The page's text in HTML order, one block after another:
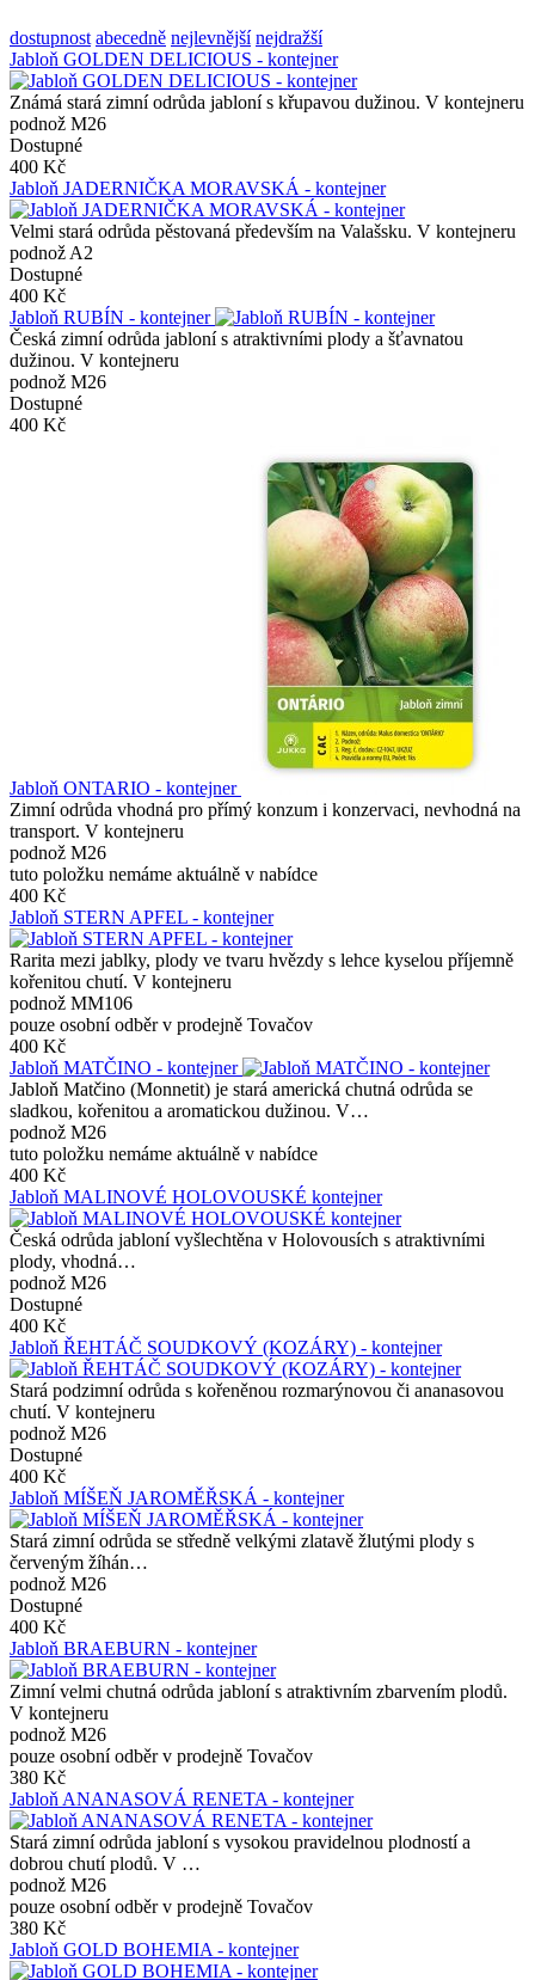
dostupnost abecedně nejlevnější nejdražší
Jabloň GOLDEN DELICIOUS - kontejner
Známá stará zimní odrůda jabloní s křupavou dužinou. V kontejneru
podnož M26
Dostupné
400 Kč
Jabloň JADERNIČKA MORAVSKÁ - kontejner
Velmi stará odrůda pěstovaná především na Valašsku. V kontejneru
podnož A2
Dostupné
400 Kč
Jabloň RUBÍN - kontejner
Česká zimní odrůda jabloní s atraktivními plody a šťavnatou
dužinou. V kontejneru
podnož M26
Dostupné
400 Kč
Jabloň ONTARIO - kontejner
Zimní odrůda vhodná pro přímý konzum i konzervaci, nevhodná na
transport. V kontejneru
podnož M26
tuto položku nemáme aktuálně v nabídce
400 Kč
Jabloň STERN APFEL - kontejner
Rarita mezi jablky, plody ve tvaru hvězdy s lehce kyselou příjemně
kořenitou chutí. V kontejneru
podnož MM106
pouze osobní odběr v prodejně Tovačov
400 Kč
Jabloň MATČINO - kontejner
Jabloň Matčino (Monnetit) je stará americká chutná odrůda se
sladkou, kořenitou a aromatickou dužinou. V…
podnož M26
tuto položku nemáme aktuálně v nabídce
400 Kč
Jabloň MALINOVÉ HOLOVOUSKÉ kontejner
Česká odrůda jabloní vyšlechtěna v Holovousích s atraktivními
plody, vhodná…
podnož M26
Dostupné
400 Kč
Jabloň ŘEHTÁČ SOUDKOVÝ (KOZÁRY) - kontejner
Stará podzimní odrůda s kořeněnou rozmarýnovou či ananasovou
chutí. V kontejneru
podnož M26
Dostupné
400 Kč
Jabloň MÍŠEŇ JAROMĚŘSKÁ - kontejner
Stará zimní odrůda se středně velkými zlatavě žlutými plody s
červeným žíhán…
podnož M26
Dostupné
400 Kč
Jabloň BRAEBURN - kontejner
Zimní velmi chutná odrůda jabloní s atraktivním zbarvením plodů.
V kontejneru
podnož M26
pouze osobní odběr v prodejně Tovačov
380 Kč
Jabloň ANANASOVÁ RENETA - kontejner
Stará zimní odrůda jabloní s vysokou pravidelnou plodností a
dobrou chutí plodů. V …
podnož M26
pouze osobní odběr v prodejně Tovačov
380 Kč
Jabloň GOLD BOHEMIA - kontejner